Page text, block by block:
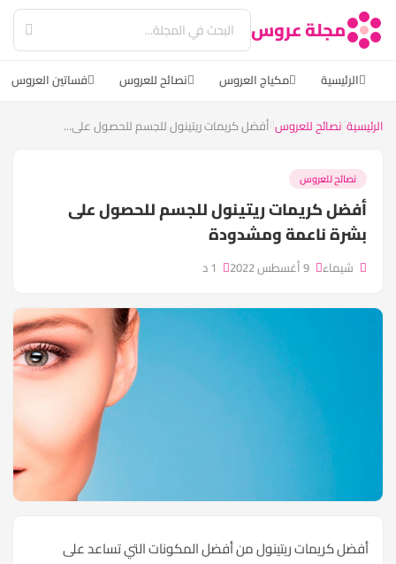
مجلة عروس
الرئيسية مكياج العروس نصائح للعروس فساتين العروس
الرئيسية نصائح للعروس أفضل كريمات ريتينول للجسم للحصول على...
نصائح للعروس
أفضل كريمات ريتينول للجسم للحصول على
بشرة ناعمة ومشدودة
شيماء
أفضل كريمات ريتينول من أفضل المكونات التي تساعد على